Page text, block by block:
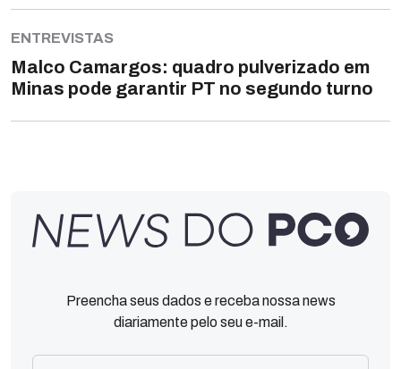
ENTREVISTAS
Malco Camargos: quadro pulverizado em
Minas pode garantir PT no segundo turno
Preencha seus dados e receba nossa news
diariamente pelo seu e-mail.